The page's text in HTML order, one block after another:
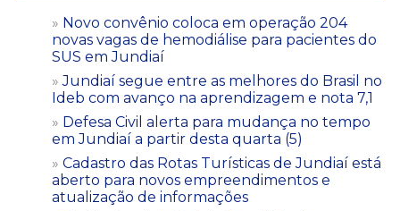
Novo convênio coloca em operação 204
novas vagas de hemodiálise para pacientes do
SUS em Jundiaí
Jundiaí segue entre as melhores do Brasil no
Ideb com avanço na aprendizagem e nota 7,1
Defesa Civil alerta para mudança no tempo
em Jundiaí a partir desta quarta (5)
Cadastro das Rotas Turísticas de Jundiaí está
aberto para novos empreendimentos e
atualização de informações